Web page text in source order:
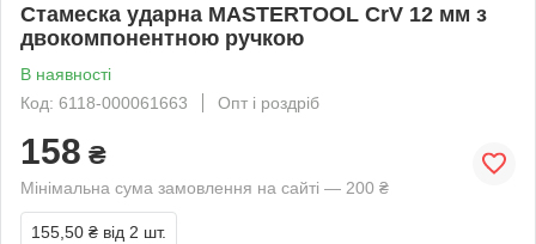
Стамеска ударна MASTERTOOL CrV 12 мм з
двокомпонентною ручкою
В наявності
Код: 6118-000061663
Опт і роздріб
158 ₴
Мінімальна сума замовлення на сайті — 200 ₴
155,50 ₴ від 2 шт.